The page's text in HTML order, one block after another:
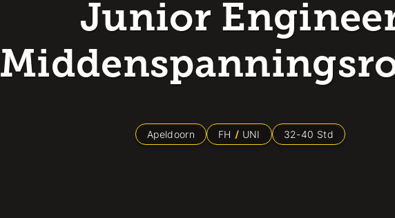
Junior
Apeldoorn FH UNI 32-40 Std